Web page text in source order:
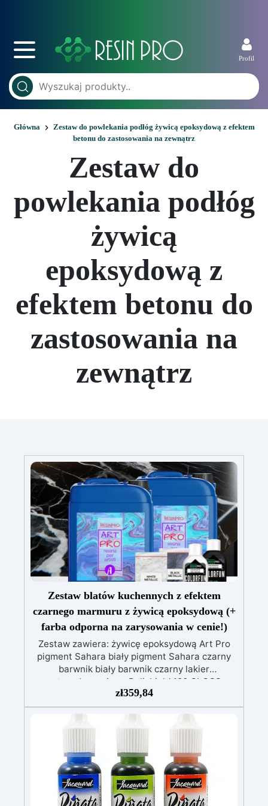
Profil
Główna
Zestaw do powlekania podłóg żywicą epoksydową z efektem
betonu do zastosowania na zewnątrz
Zestaw do
powlekania podłóg
żywicą
epoksydową z
efektem betonu do
zastosowania na
zewnątrz
Zestaw blatów kuchennych z efektem
czarnego marmuru z żywicą epoksydową (+
farba odporna na zarysowania w cenie!)
Zestaw zawiera: żywicę epoksydową Art Pro
pigment Sahara biały pigment Sahara czarny
barwnik biały barwnik czarny lakier
antyzadrapaniowy Polishield 100 GLOSS
Zrewolucjonizuj swoją kuchnię ponadczasową
elegancją naszego zestawu do blatu
bronze, mistrzowsko stworzonego, aby
ekskluzywny zestaw to idealne rozwiązanie dla
tych, którzy pragną przekształcić swoją kuchnię
w arcydzieło designu, oferując innowacyjną i
wyjątkowo trwałą alternatywę dla tradycyjnego
zł359,84